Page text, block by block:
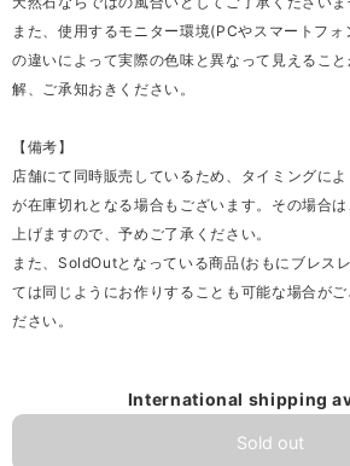
また、使用するモニター環境(PCやスマートフ
の違いによって実際の色味と異なって見えるこ
解、ご承知おきください。
【備考】
店舗にて同時販売しているため、タイミングに
が在庫切れとなる場合もございます。その場合
上げますので、予めご了承ください。
また、SoldOutとなっている商品(おもにブレス
ては同じようにお作りすることも可能な場合が
ださい。
International shipping
Sold out